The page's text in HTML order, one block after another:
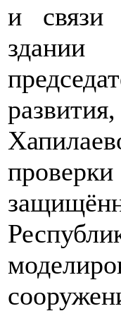
и связи